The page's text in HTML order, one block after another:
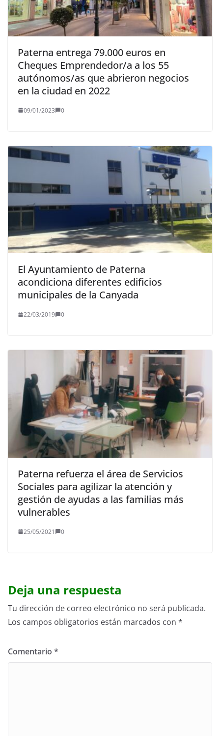
Paterna entrega 79.000 euros en
Cheques Emprendedor/a a los 55
autónomos/as que abrieron negocios
en la ciudad en 2022
09/01/2023 0
El Ayuntamiento de Paterna
acondiciona diferentes edificios
municipales de la Canyada
22/03/2019 0
Paterna refuerza el área de Servicios
Sociales para agilizar la atención y
gestión de ayudas a las familias más
vulnerables
25/05/2021 0
Deja una respuesta
Tu dirección de correo electrónico no será publicada.
Los campos obligatorios están marcados con *
Comentario *